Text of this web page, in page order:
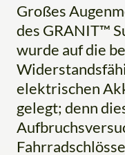
Großes
des GRANIT™
wurde auf die
elektrischen
gelegt; denn